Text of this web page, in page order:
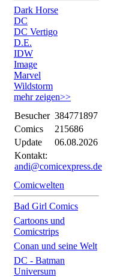
Dark Horse
DC
DC Vertigo
D.E.
IDW
Image
Marvel
Wildstorm
mehr zeigen>>
Besucher 384771897
Comics
215686
Update
06.08.2026
Kontakt:
andi@comicexpress.de
Comicwelten
Bad Girl Comics
Cartoons und
Comicstrips
Conan und seine Welt
DC - Batman
Universum